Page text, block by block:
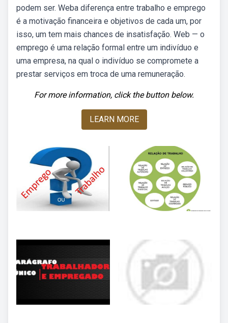
podem ser. Weba diferença entre trabalho e emprego
é a motivação financeira e objetivos de cada um, por
isso, um tem mais chances de insatisfação. Web — o
emprego é uma relação formal entre um indivíduo e
uma empresa, na qual o indivíduo se compromete a
prestar serviços em troca de uma remuneração.
For more information, click the button below.
LEARN MORE